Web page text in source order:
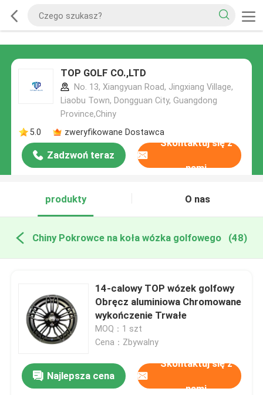
TOP GOLF CO.,LTD
No. 13, Xiangyuan Road, Jingxiang Village,
Liaobu Town, Dongguan City, Guangdong
Province,Chiny
5.0
zweryfikowane Dostawca
Zadzwoń teraz
Skontaktuj się z
nami
produkty O nas
Chiny Pokrowce na koła wózka golfowego (48)
14-calowy TOP wózek golfowy
Obręcz aluminiowa Chromowane
wykończenie Trwałe
MOQ：1 szt
Cena：Zbywalny
Najlepsza cena
Skontaktuj się z
nami